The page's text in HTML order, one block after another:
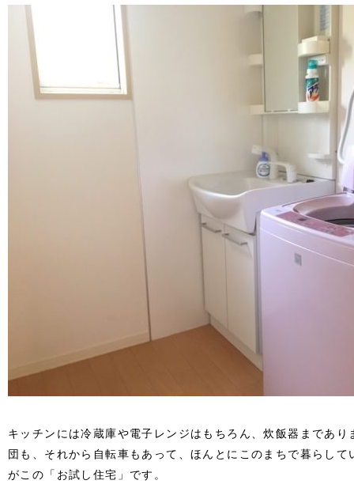
キッチンには冷蔵庫や電子レンジはもちろん、炊飯器まであ
団も、それから自転車もあって、ほんとにこのまちで暮らし
がこの「お試し住宅」です。